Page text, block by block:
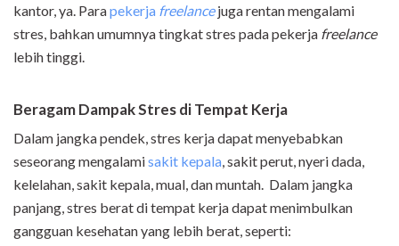
kantor, ya. Parapekerja freelancejuga rentan mengalami
stres, bahkan umumnya tingkat stres pada pekerja freelance
lebih tinggi.
Beragam Dampak Stres di Tempat Kerja
Dalam jangka pendek, stres kerja dapat menyebabkan
seseorang mengalamisakit kepala , sakit perut, nyeri dada,
kelelahan, sakit kepala, mual, dan muntah. Dalam jangka
panjang, stres berat di tempat kerja dapat menimbulkan
gangguan kesehatan yang lebih berat, seperti: